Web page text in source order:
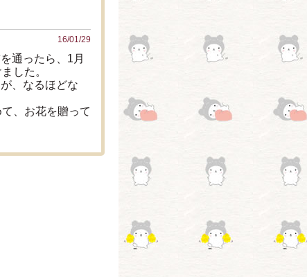
16/01/29
通ったら、1月
した。
、なるほどな
、お花を贈って